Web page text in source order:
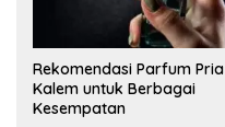
Rekomendasi Parfum Pria
Kalem untuk Berbagai
Kesempatan